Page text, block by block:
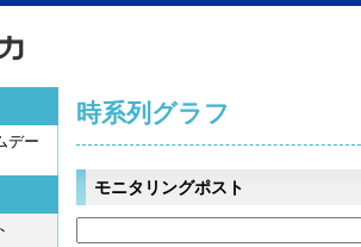
デー
時系列グラフ
モニタリングポスト